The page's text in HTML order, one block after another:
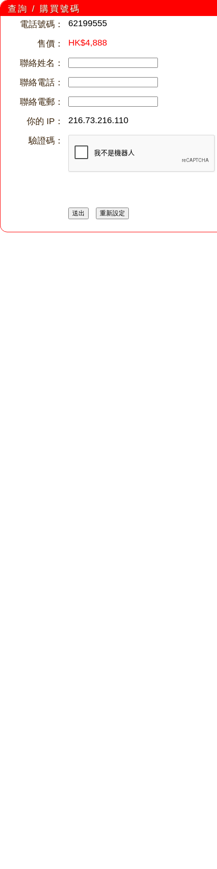
查詢 / 購買號碼
電話號碼：
62199555
售價： HK$4,888
聯絡姓名：
聯絡電話：
聯絡電郵：
你的 IP：
216.73.216.110
驗證碼：